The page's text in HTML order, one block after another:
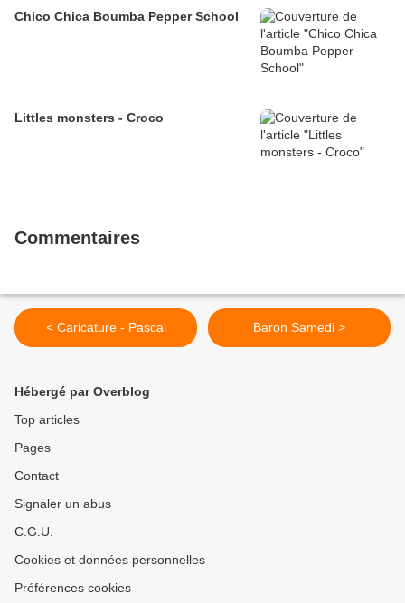
Chico Chica Boumba Pepper School
Littles monsters - Croco
Commentaires
< Caricature - Pascal Baron Samedi >
Hébergé par Overblog
Top articles
Pages
Contact
Signaler un abus
C.G.U.
Cookies et données personnelles
Préférences cookies